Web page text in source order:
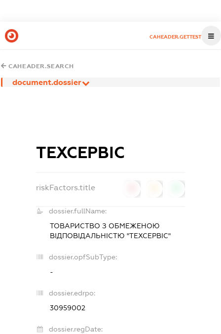
CAHEADER.GETTEST
CAHEADER.SEARCH
document.dossier
ТЕХСЕРВІС
riskFactors.title
dossier.fullName:
ТОВАРИСТВО З ОБМЕЖЕНОЮ
ВІДПОВІДАЛЬНІСТЮ "ТЕХСЕРВІС"
dossier.opfSubType:
-
dossier.edrpo:
30959002
dossier.regDate: